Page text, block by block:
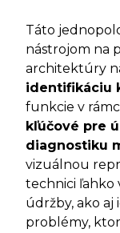
Táto
nástrojom na
architektúry
identifikáciu
funkcie v
kľúčové pre
diagnostiku
vizuálnou
technici
údržby, ako
problémy,